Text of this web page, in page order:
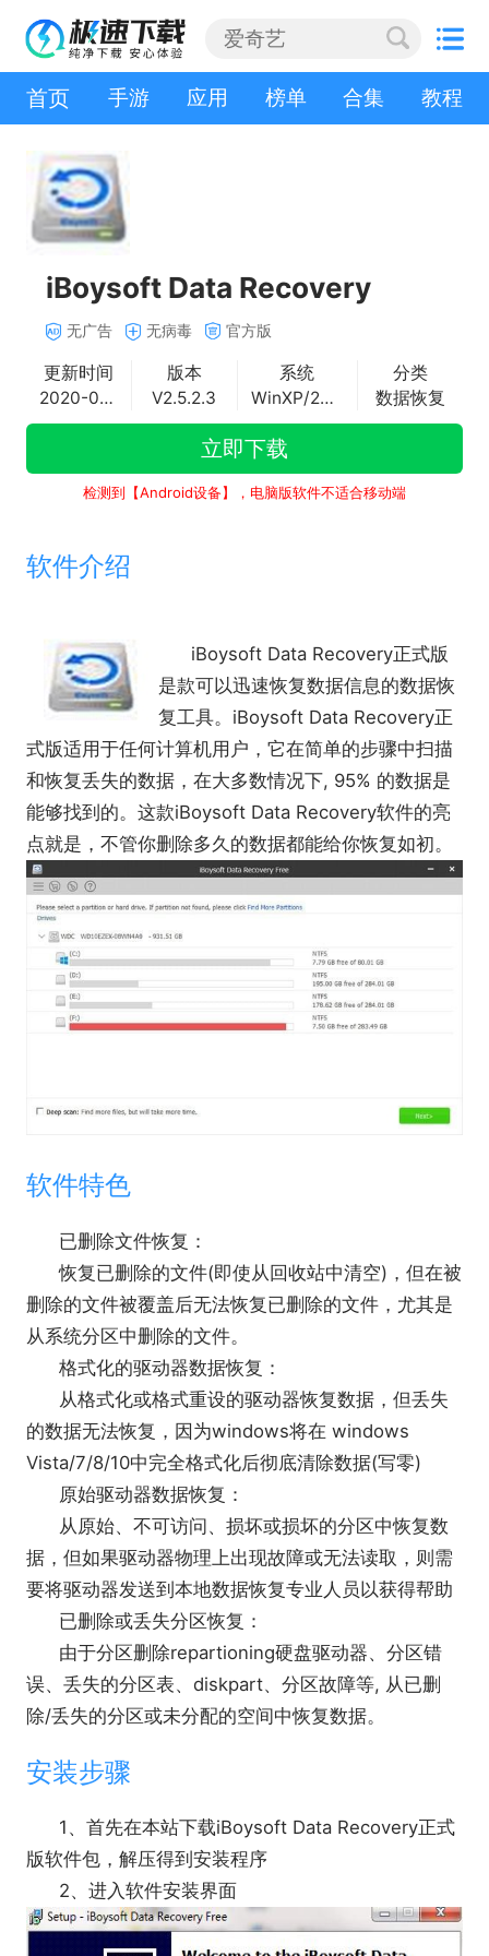
首页 手游 应用 榜单 合集 教程
iBoysoft Data Recovery
无广告 无病毒 官方版
更新时间
2020-06-15
版本
V2.5.2.3
系统
WinXP/2000/vista/Win7/Win8/Win10
分类
数据恢复
立即下载
检测到【Android设备】，电脑版软件不适合移动端
软件介绍
iBoysoft Data Recovery正式版
是款可以迅速恢复数据信息的数据恢
复工具。iBoysoft Data Recovery正
式版适用于任何计算机用户，它在简单的步骤中扫描
和恢复丢失的数据，在大多数情况下, 95% 的数据是
能够找到的。这款iBoysoft Data Recovery软件的亮
点就是，不管你删除多久的数据都能给你恢复如初。
软件特色
已删除文件恢复：
恢复已删除的文件(即使从回收站中清空)，但在被
删除的文件被覆盖后无法恢复已删除的文件，尤其是
从系统分区中删除的文件。
格式化的驱动器数据恢复：
从格式化或格式重设的驱动器恢复数据，但丢失
的数据无法恢复，因为windows将在 windows
Vista/7/8/10中完全格式化后彻底清除数据(写零)
原始驱动器数据恢复：
从原始、不可访问、损坏或损坏的分区中恢复数
据，但如果驱动器物理上出现故障或无法读取，则需
要将驱动器发送到本地数据恢复专业人员以获得帮助
已删除或丢失分区恢复：
由于分区删除repartioning硬盘驱动器、分区错
误、丢失的分区表、diskpart、分区故障等, 从已删
除/丢失的分区或未分配的空间中恢复数据。
安装步骤
1、首先在本站下载iBoysoft Data Recovery正式
版软件包，解压得到安装程序
2、进入软件安装界面